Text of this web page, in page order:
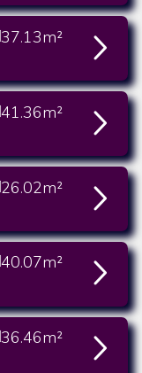
37.13m²
41.36m²
26.02m²
40.07m²
36.46m²